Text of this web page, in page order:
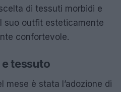
di tessuti morbidi e
suo outfit esteticamente
confortevole.
tessuto
mese è stata l’adozione di